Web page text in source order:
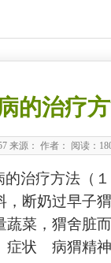
的治疗
来源： 作者： 阅读：
疗方法（
断奶过早子
菜，猬舍脏
症状 病猬精